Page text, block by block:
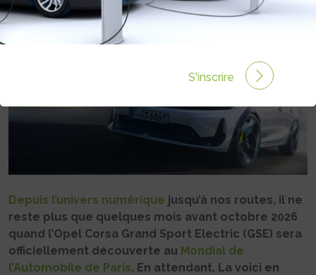
Depuis l’univers numérique jusqu’à nos routes, il ne
reste plus que quelques mois avant octobre 2026
quand l’Opel Corsa Grand Sport Electric (GSE) sera
officiellement découverte au Mondial de
l’Automobile de Paris. En attendant, La voici en
S'inscrire